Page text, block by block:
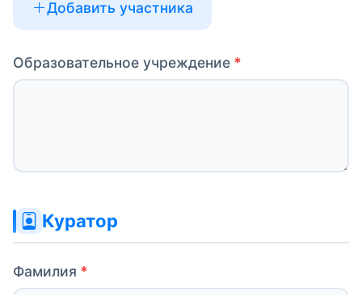
Добавить участника
Образовательное учреждение
Куратор
Фамилия